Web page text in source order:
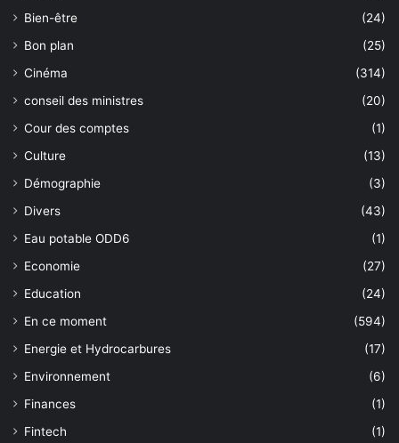
Bien-être
(24)
Bon plan
(25)
Cinéma
(314)
conseil des ministres
(20)
Cour des comptes
(1)
Culture
(13)
Démographie
(3)
Divers
(43)
Eau potable ODD6
(1)
Economie
(27)
Education
(24)
En ce moment
(594)
Energie et Hydrocarbures
(17)
Environnement
(6)
Finances
(1)
Fintech
(1)